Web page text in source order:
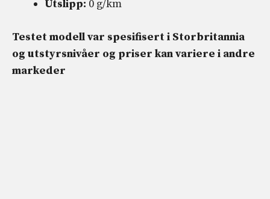
Utslipp: 0 g/km
Testet modell var spesifisert i Storbritannia
og utstyrsnivåer og priser kan variere i andre
markeder